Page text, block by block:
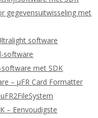
gegevensuitwisseling met
software
software
software met SDK
– μFR Card Formatter
– Eenvoudigste